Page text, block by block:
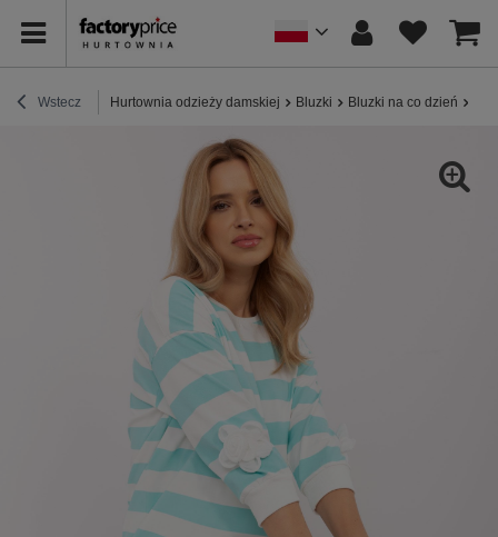
Wstecz Hurtownia odzieży damskiej Bluzki Bluzki na co dzień